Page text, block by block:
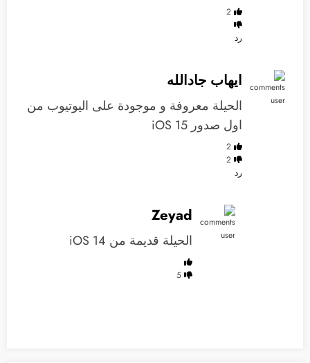
2
رد
ايهاب جادالله
الحيلة معروفة و موجودة على اليوتيوب من
اول صدور iOS 15
2
2
رد
Zeyad
الحيلة قديمة من iOS 14
5